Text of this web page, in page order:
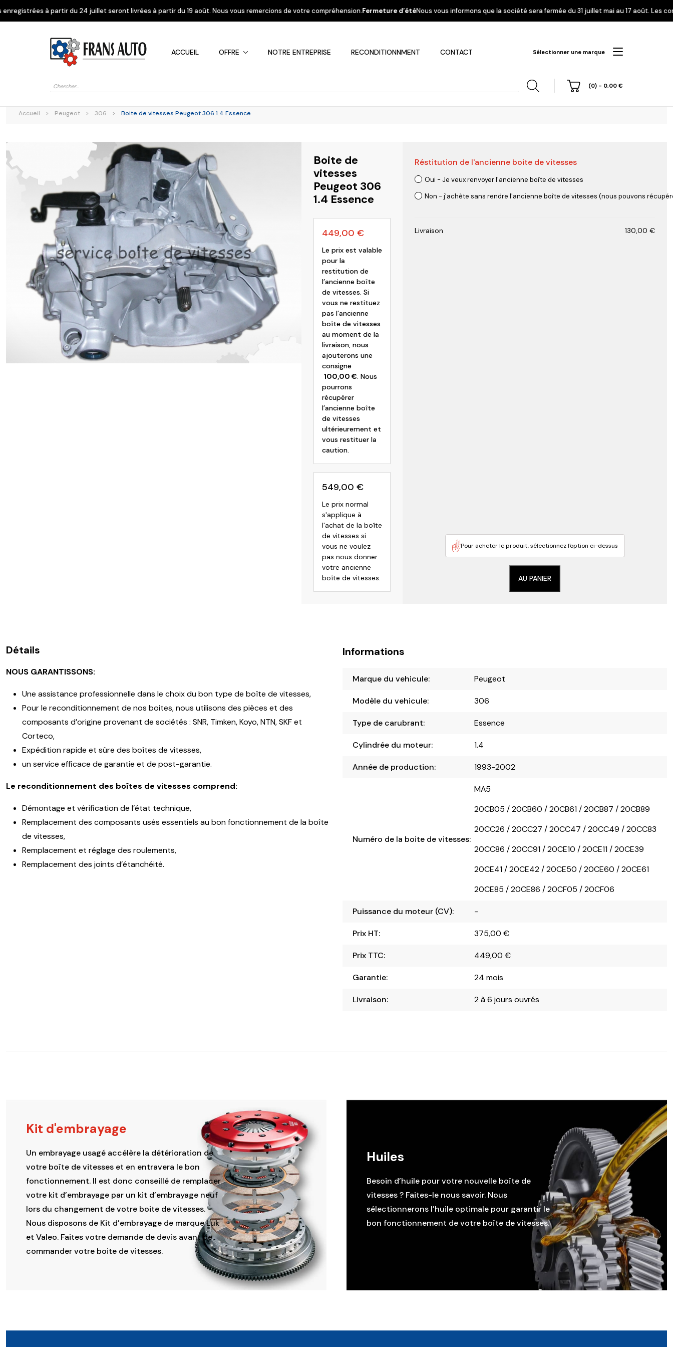
juillet seront livrées à partir du 19 août. Nous vous remercions de votre compréhension.Fermeture d’étéNous vous informons que la société sera fermée du 31 juillet mai au 17 août. Les commandes
ACCUEIL OFFRE NOTRE ENTREPRISE RECONDITIONNMENT CONTACT
Recherche
produits
(0) - 0,00 €
Sélectionner une marque
Alfa Romeo Citroen Dacia Kia Mitsubishi Nissan Opel Peugeot
Renault Toyota Volvo
Accueil > Peugeot > 306 > Boite de vitesses Peugeot 306 1.4 Essence
Boite de
vitesses
Peugeot 306
1.4 Essence
449,00 €
Le prix est valable
pour la
restitution de
l’ancienne boîte
de vitesses. Si
vous ne restituez
pas l’ancienne
boîte de vitesses
au moment de la
livraison, nous
ajouterons une
consigne
100,00 €. Nous
pourrons
récupérer
l’ancienne boîte
de vitesses
ultérieurement et
vous restituer la
caution.
549,00 €
Le prix normal
s'applique à
l'achat de la boîte
de vitesses si
vous ne voulez
pas nous donner
votre ancienne
boîte de vitesses.
Réstitution de l'ancienne boite de vitesses
Oui - Je veux renvoyer l'ancienne boîte de vitesses
Non - j'achète sans rendre l'ancienne boîte de vitesses (nous pouvons
Livraison 130,00 €
Pour acheter le produit, sélectionnez l'option ci-dessus
AU PANIER
Détails
NOUS GARANTISSONS:
Une assistance professionnelle dans le choix du bon type de boîte de vitesses,
Pour le reconditionnement de nos boites, nous utilisons des pièces et des
composants d’origine provenant de sociétés : SNR, Timken, Koyo, NTN, SKF et
Corteco,
Expédition rapide et sûre des boîtes de vitesses,
un service efficace de garantie et de post-garantie.
Le reconditionnement des boîtes de vitesses comprend:
Démontage et vérification de l’état technique,
Remplacement des composants usés essentiels au bon fonctionnement de la boîte
de vitesses,
Remplacement et réglage des roulements,
Remplacement des joints d’étanchéité.
Informations
Marque du vehicule: Peugeot
Modèle du vehicule: 306
Type de carubrant: Essence
Cylindrée du moteur: 1.4
Année de production: 1993-2002
Numéro de la boite de vitesses:
MA5
20CB05 / 20CB60 / 20CB61 / 20CB87 / 20CB89
20CC26 / 20CC27 / 20CC47 / 20CC49 / 20CC83
20CC86 / 20CC91 / 20CE10 / 20CE11 / 20CE39
20CE41 / 20CE42 / 20CE50 / 20CE60 / 20CE61
20CE85 / 20CE86 / 20CF05 / 20CF06
Puissance du moteur (CV): -
Prix HT: 375,00€
Prix TTC: 449,00€
Garantie: 24 mois
Livraison: 2 à 6 jours ouvrés
Kit d'embrayage
Un embrayage usagé accélère la détérioration de
votre boîte de vitesses et en entravera le bon
fonctionnement. Il est donc conseillé de remplacer
votre kit d’embrayage par un kit d’embrayage neuf
lors du changement de votre boite de vitesses.
Nous disposons de Kit d’embrayage de marque Luk
et Valeo. Faites votre demande de devis avant de
commander votre boite de vitesses.
Huiles
Besoin d’huile pour votre nouvelle boîte de
vitesses ? Faites-le nous savoir. Nous
sélectionnerons l’huile optimale pour garantir le
bon fonctionnement de votre boîte de vitesses.